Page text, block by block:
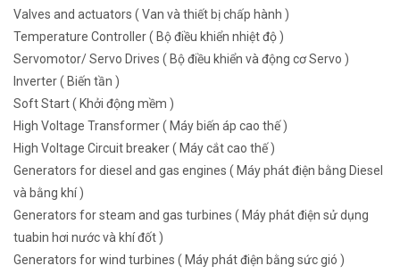
Valves and actuators ( Van và thiết bị chấp hành )
Temperature Controller ( Bộ điều khiển nhiệt độ )
Servomotor/ Servo Drives ( Bộ điều khiển và động cơ Servo )
Inverter ( Biến tần )
Soft Start ( Khởi động mềm )
High Voltage Transformer ( Máy biến áp cao thế )
High Voltage Circuit breaker ( Máy cắt cao thế )
Generators for diesel and gas engines ( Máy phát điện bằng Diesel
và bằng khí )
Generators for steam and gas turbines ( Máy phát điện sử dụng
tuabin hơi nước và khí đốt )
Generators for wind turbines ( Máy phát điện bằng sức gió )